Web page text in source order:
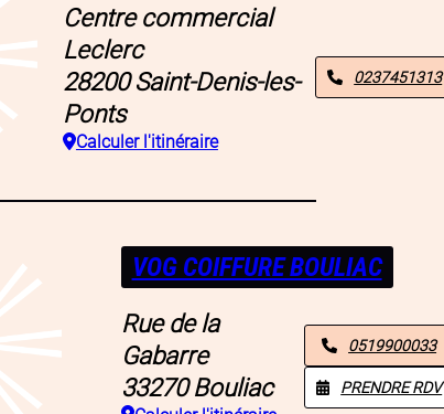
Centre commercial
Leclerc
28200 Saint-Denis-les-
Ponts
Calculer l'itinéraire
0237451313
VOG COIFFURE BOULIAC
Rue de la
Gabarre
33270 Bouliac
0519900033
PRENDRE RDV